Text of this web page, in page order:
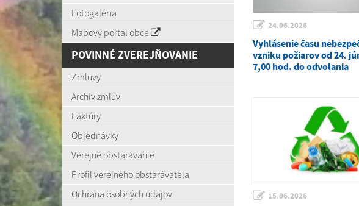
Fotogaléria
Mapový portál obce
POVINNÉ ZVEREJŇOVANIE
Zmluvy
Archív zmlúv
Faktúry
Objednávky
Verejné obstarávanie
Profil verejného obstarávateľa
Ochrana osobných údajov
24.06.2026
Vyhlásenie času
vzniku požiarov od 24.
7,00 hod. do odvolania
15.06.2026